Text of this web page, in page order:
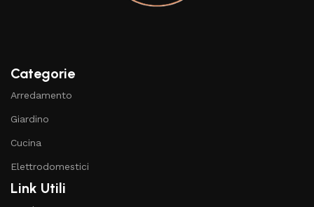
Categorie
Arredamento
Giardino
Cucina
Elettrodomestici
Link Utili